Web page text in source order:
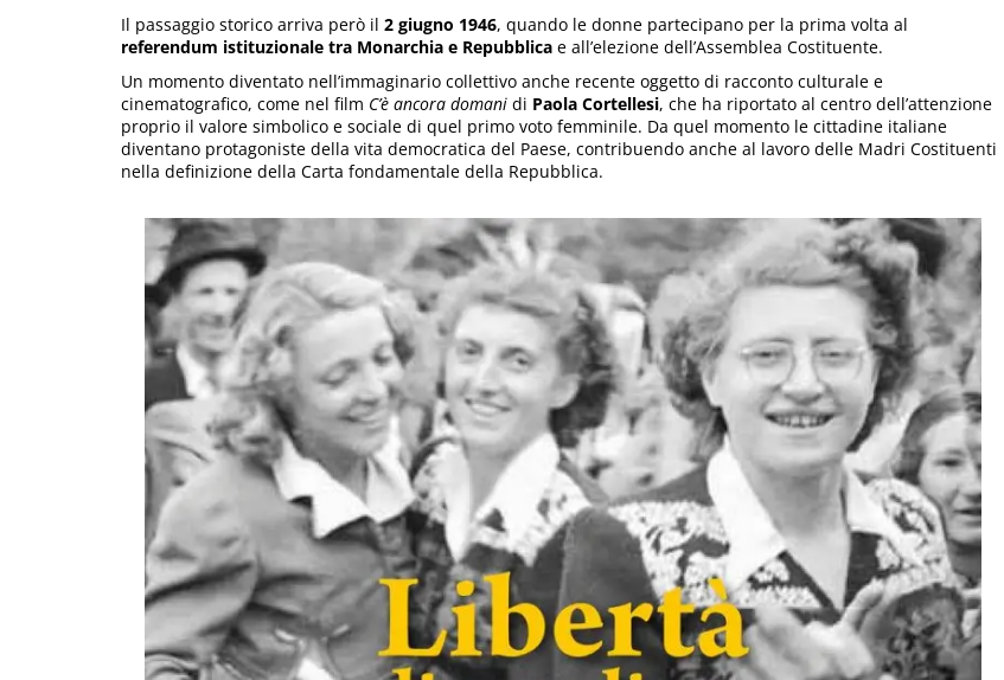
Il passaggio storico arriva però il 2 giugno 1946, quando le donne partecipano per la prima volta al
referendum istituzionale tra Monarchia e Repubblica e all’elezione dell’Assemblea Costituente.
Un momento diventato nell’immaginario collettivo anche recente oggetto di racconto culturale e
cinematografico, come nel film C’è ancora domani di Paola Cortellesi, che ha riportato al centro dell’attenzione
proprio il valore simbolico e sociale di quel primo voto femminile. Da quel momento le cittadine italiane
diventano protagoniste della vita democratica del Paese, contribuendo anche al lavoro delle Madri Costituenti
nella definizione della Carta fondamentale della Repubblica.